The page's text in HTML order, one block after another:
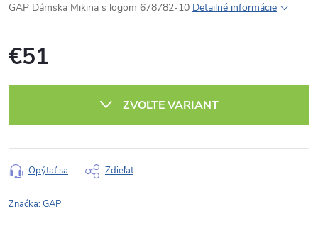
GAP Dámska Mikina s logom 678782-10 Detailné informácie
€51
ZVOĽTE VARIANT
Opýtať sa Zdieľať
Značka:GAP